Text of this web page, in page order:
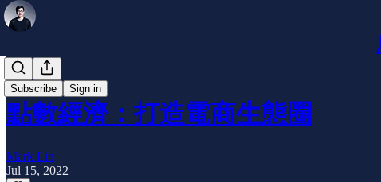
Subscribe Sign in
趨勢分析
點數經濟：打造電商生態圈
Mark Lin
Jul 15, 2022